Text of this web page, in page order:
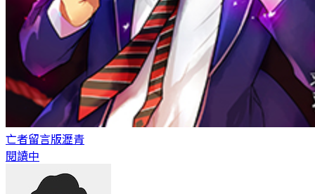
亡者留言版瀝青
閱讀中